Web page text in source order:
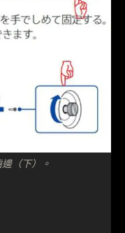
（下）。